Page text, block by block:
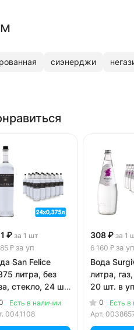
сиэнерджи
₽ за 1 шт
₽ за уп
San Felice
литра, без
стекло, 24 шт.
Есть в наличии
0041108
308 ₽ за 1
6 160 ₽ за уп
Вода
литра,
20 шт. в
0
Есть в
Арт.